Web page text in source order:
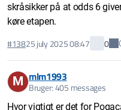
skråsikker på at odds 6
køre etapen.
#13825 july 2025 08:47 0
M mlm1993
Bruger: 405 messages
Hvor vigtigt er det for